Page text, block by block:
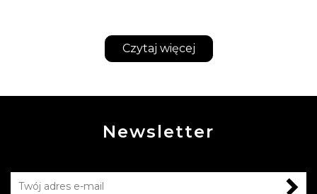
Czytaj więcej
Newsletter